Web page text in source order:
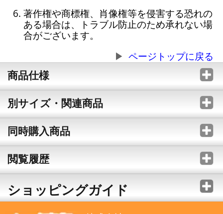
著作権や商標権、肖像権等を侵害する恐れの
ある場合は、トラブル防止のため承れない場
合がございます。
ページトップに戻る
商品仕様
別サイズ・関連商品
同時購入商品
閲覧履歴
ショッピングガイド